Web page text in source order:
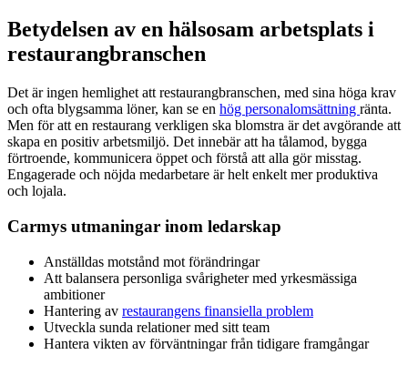
Betydelsen av en hälsosam arbetsplats i
restaurangbranschen
Det är ingen hemlighet att restaurangbranschen, med sina höga krav
och ofta blygsamma löner, kan se en hög personalomsättning ränta.
Men för att en restaurang verkligen ska blomstra är det avgörande att
skapa en positiv arbetsmiljö. Det innebär att ha tålamod, bygga
förtroende, kommunicera öppet och förstå att alla gör misstag.
Engagerade och nöjda medarbetare är helt enkelt mer produktiva
och lojala.
Carmys utmaningar inom ledarskap
Anställdas motstånd mot förändringar
Att balansera personliga svårigheter med yrkesmässiga
ambitioner
Hantering av restaurangens finansiella problem
Utveckla sunda relationer med sitt team
Hantera vikten av förväntningar från tidigare framgångar